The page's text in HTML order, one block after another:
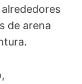
de arena